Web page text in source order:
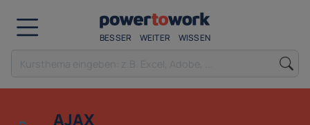
BESSER WEITER WISSEN
AJAX